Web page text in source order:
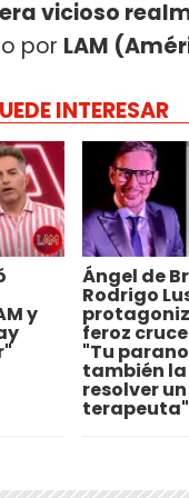
vicioso
por LAM
INTERESAR
y
Ángel de
Rodrigo
feroz
"Tu
también la
resolver un
terapeuta"